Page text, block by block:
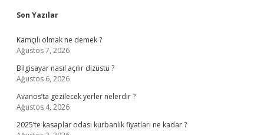
Sidebar
Son Yazılar
Kamçılı olmak ne demek ?
Ağustos 7, 2026
Bilgisayar nasıl açılır dizüstü ?
Ağustos 6, 2026
Avanos’ta gezilecek yerler nelerdir ?
Ağustos 4, 2026
2025’te kasaplar odası kurbanlık fiyatları ne kadar ?